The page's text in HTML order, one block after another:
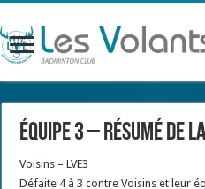
Équipe 3 – Résumé de
Voisins – LVE3
Défaite 4 à 3 contre Voisins et leur